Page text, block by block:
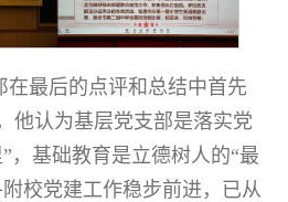
在最后的点评和总结中首先
他认为基层党支部是落实党
，基础教育是立德树人的“最
校党建工作稳步前进，已从